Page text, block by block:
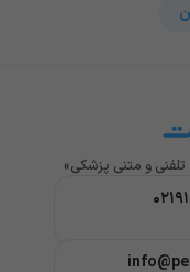
تلفنی و متنی پزشکی»